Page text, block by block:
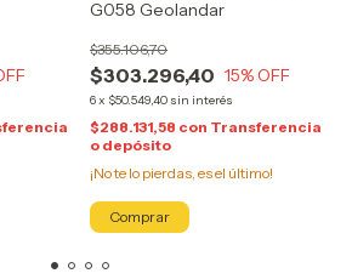
G058 Geolandar
$303.296,40
$355.106,70
15% OFF
6x $50.549,40 sin interés
$288.131,58 con Transferencia
o depósito
¡No te lo pierdas, es el último!